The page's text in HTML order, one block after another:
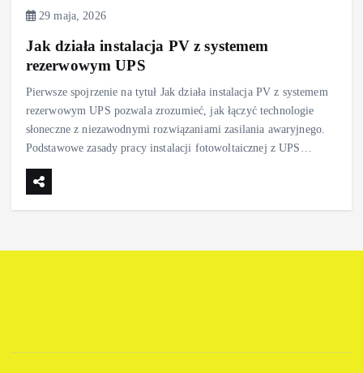
29 maja, 2026
Jak działa instalacja PV z systemem
rezerwowym UPS
Pierwsze spojrzenie na tytuł Jak działa instalacja PV z systemem
rezerwowym UPS pozwala zrozumieć, jak łączyć technologie
słoneczne z niezawodnymi rozwiązaniami zasilania awaryjnego.
Podstawowe zasady pracy instalacji fotowoltaicznej z UPS…